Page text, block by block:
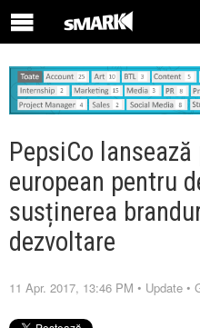
PepsiCo lansează
european pentru
susținerea
dezvoltare
11 Apr. 2017, 13:46 PM • Update •